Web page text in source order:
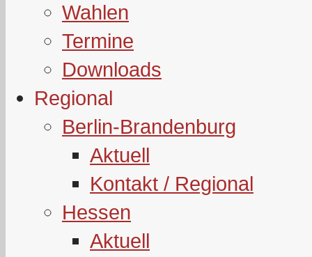
Wahlen
Termine
Downloads
Regional
Berlin-Brandenburg
Aktuell
Kontakt / Regional
Hessen
Aktuell